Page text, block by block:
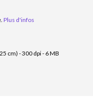
Plus d'infos
cm) - 300 dpi - 6 MB